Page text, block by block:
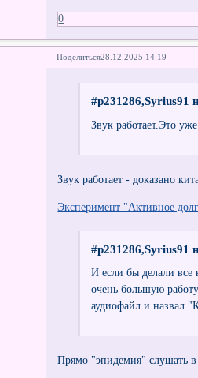
0
Поделиться28.12.2025 14:19
#p231286,Syrius91
Звук работает.Это
Звук работает - доказано
Эксперимент "Активное
#p231286,Syrius91
И если бы делали все
очень большую
аудиофайл и назвал
Прямо "эпидемия" слушать